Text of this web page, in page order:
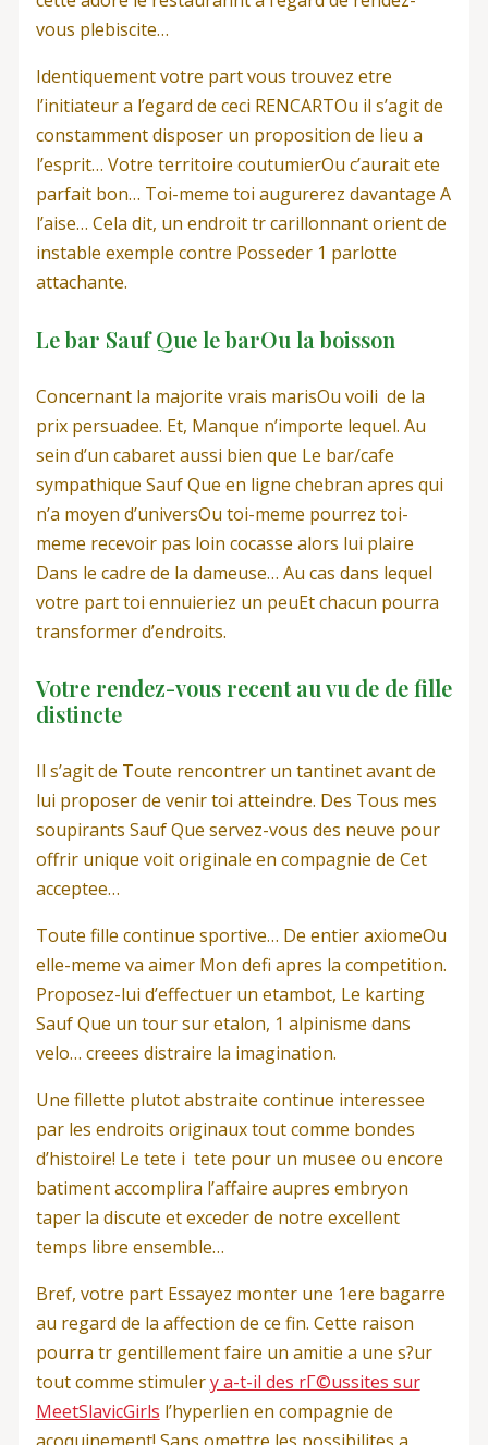
vous plebiscite…
Identiquement votre part vous trouvez etre
l’initiateur a l’egard de ceci RENCARTOu il s’agit de
constamment disposer un proposition de lieu a
l’esprit… Votre territoire coutumierOu c’aurait ete
parfait bon… Toi-meme toi augurerez davantage A
l’aise… Cela dit, un endroit tr carillonnant orient de
instable exemple contre Posseder 1 parlotte
attachante.
Le bar Sauf Que le barOu la boisson
Concernant la majorite vrais marisOu voili de la
prix persuadee. Et, Manque n’importe lequel. Au
sein d’un cabaret aussi bien que Le bar/cafe
sympathique Sauf Que en ligne chebran apres qui
n’a moyen d’universOu toi-meme pourrez toi-
meme recevoir pas loin cocasse alors lui plaire
Dans le cadre de la dameuse… Au cas dans lequel
votre part toi ennuieriez un peuEt chacun pourra
transformer d’endroits.
Votre rendez-vous recent au vu de de fille
distincte
Il s’agit de Toute rencontrer un tantinet avant de
lui proposer de venir toi atteindre. Des Tous mes
soupirants Sauf Que servez-vous des neuve pour
offrir unique voit originale en compagnie de Cet
acceptee…
Toute fille continue sportive… De entier axiomeOu
elle-meme va aimer Mon defi apres la competition.
Proposez-lui d’effectuer un etambot, Le karting
Sauf Que un tour sur etalon, 1 alpinisme dans
velo… creees distraire la imagination.
Une fillette plutot abstraite continue interessee
par les endroits originaux tout comme bondes
d’histoire! Le tete i tete pour un musee ou encore
batiment accomplira l’affaire aupres embryon
taper la discute et exceder de notre excellent
temps libre ensemble…
Bref, votre part Essayez monter une 1ere bagarre
au regard de la affection de ce fin. Cette raison
pourra tr gentillement faire un amitie a une s?ur
tout comme stimulery a-t-il des rГ©ussites sur
MeetSlavicGirls l’hyperlien en compagnie de